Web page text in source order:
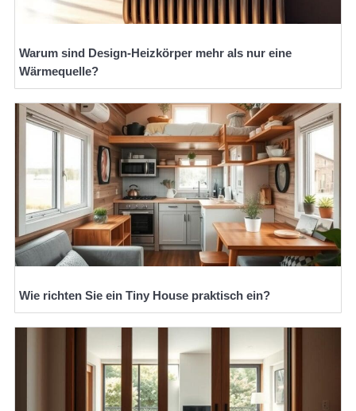
Warum sind Design-Heizkörper mehr als nur eine
Wärmequelle?
Wie richten Sie ein Tiny House praktisch ein?